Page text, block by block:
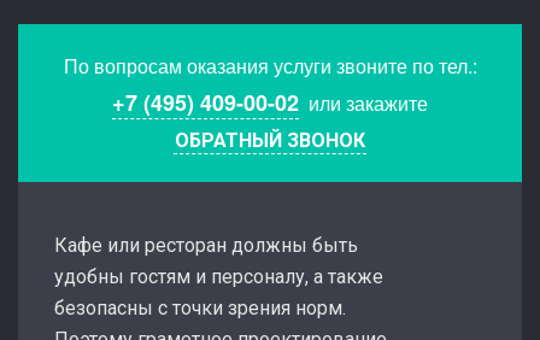
По вопросам оказания услуги звоните по тел.:
+7 (495) 409-00-02 или закажите
ОБРАТНЫЙ ЗВОНОК
Кафе или ресторан должны быть
удобны гостям и персоналу, а также
безопасны с точки зрения норм.